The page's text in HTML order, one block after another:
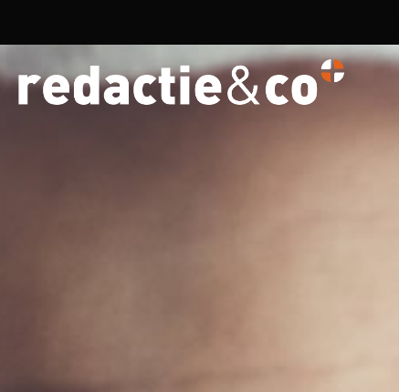
Overslaan en naar de inhoud gaan